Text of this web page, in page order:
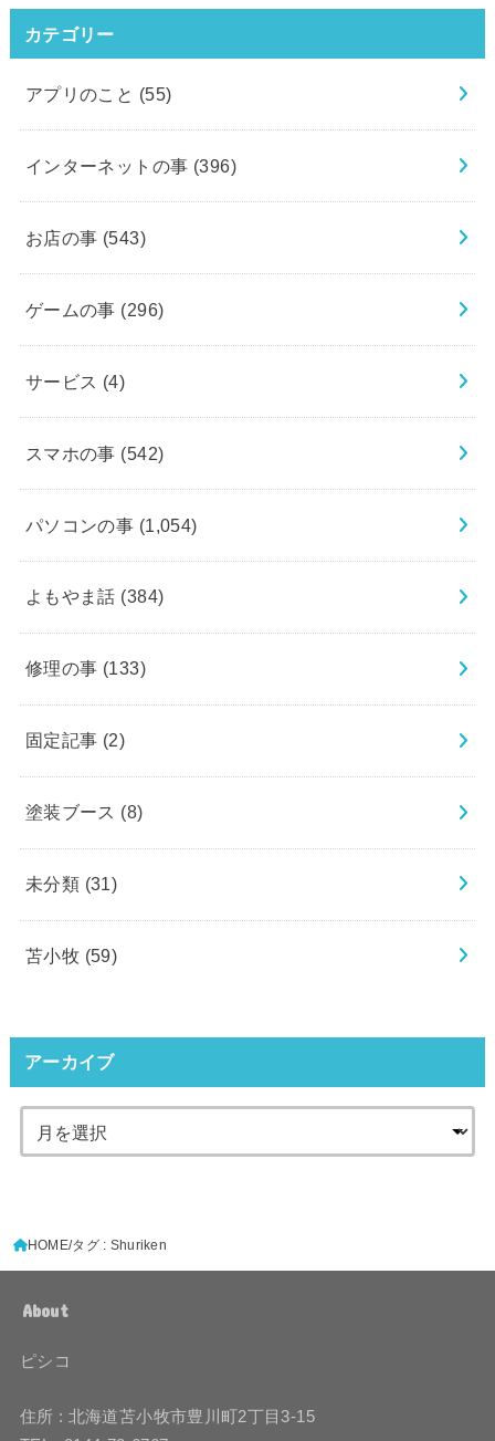
カテゴリー
アプリのこと (55)
インターネットの事 (396)
お店の事 (543)
ゲームの事 (296)
サービス (4)
スマホの事 (542)
パソコンの事 (1,054)
よもやま話 (384)
修理の事 (133)
固定記事 (2)
塗装ブース (8)
未分類 (31)
苫小牧 (59)
アーカイブ
HOME タグ : Shuriken
About
ピシコ
住所 : 北海道苫小牧市豊川町2丁目3-15